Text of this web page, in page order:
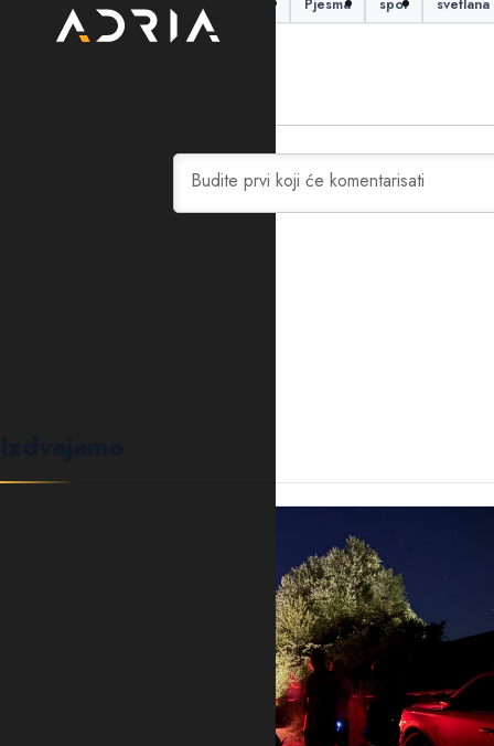
Mahrina Marina Cvetković Pjesma spot